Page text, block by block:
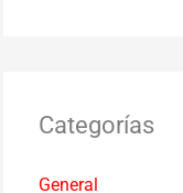
Categorías
General